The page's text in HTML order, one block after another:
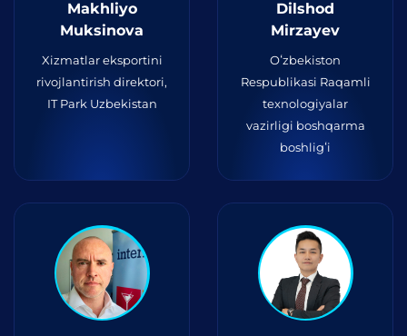
Makhliyo
Muksinova
Xizmatlar eksportini
rivojlantirish direktori,
IT Park Uzbekistan
Dilshod
Mirzayev
Oʻzbekiston
Respublikasi Raqamli
texnologiyalar
vazirligi boshqarma
boshligʻi